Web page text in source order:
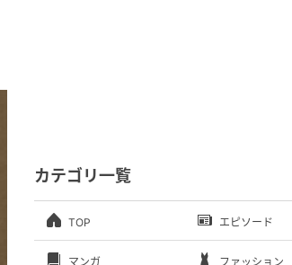
カテゴリ一覧
TOP エピソード
マンガ ファッション